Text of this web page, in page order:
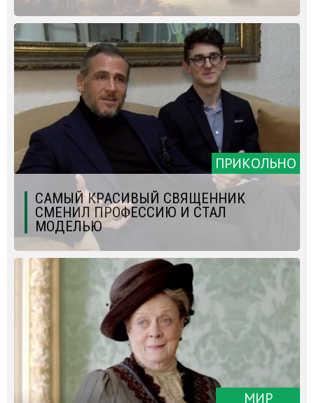
ПРИКОЛЬНО
САМЫЙ КРАСИВЫЙ СВЯЩЕННИК
СМЕНИЛ ПРОФЕССИЮ И СТАЛ
МОДЕЛЬЮ
МИР